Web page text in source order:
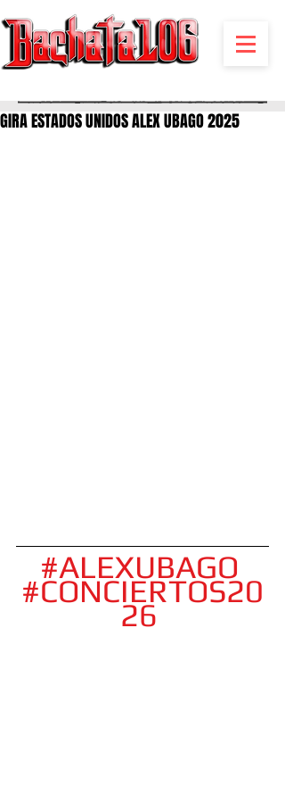
GIRA ESTADOS UNIDOS ALEX UBAGO 2025
#ALEXUBAGO
#CONCIERTOS20
26